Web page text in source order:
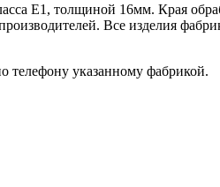
Е1, толщиной 16мм. Края
Все изделия
телефону указанному фабрикой.